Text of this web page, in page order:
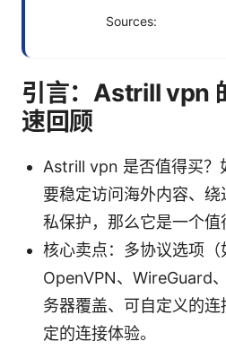
Sources:
引言：Astrill vpn
速回顾
Astrill vpn 是否值得买？
要稳定访问海外内容、
私保护，那么它是一个值
核心卖点：多协议选项（
OpenVPN、WireGuard
务器覆盖、可自定义的
定的连接体验。